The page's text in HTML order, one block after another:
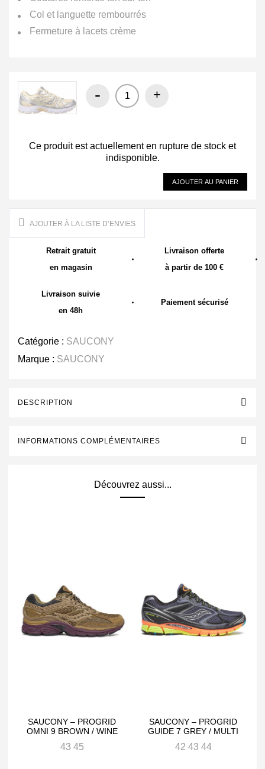
Col et languette rembourrés
Fermeture à lacets crème
- +
Ce produit est actuellement en rupture de stock et
indisponible.
AJOUTER AU PANIER
AJOUTER À LA LISTE D’ENVIES
Retrait gratuit
en magasin
Livraison offerte
à partir de 100 €
Livraison suivie
en 48h
Paiement sécurisé
Catégorie : SAUCONY
Marque : SAUCONY
DESCRIPTION
INFORMATIONS COMPLÉMENTAIRES
Découvrez aussi...
SAUCONY – PROGRID
OMNI 9 BROWN / WINE
43 45
SAUCONY – PROGRID
GUIDE 7 GREY / MULTI
42 43 44